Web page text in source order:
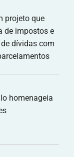
projeto que
de impostos e
dívidas com
homenageia